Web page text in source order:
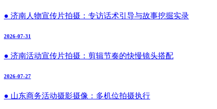
● 济南人物宣传片拍摄：专访话术引导与故事挖掘实录
2026-07-31
● 济南活动宣传片拍摄：剪辑节奏的快慢镜头搭配
2026-07-27
● 山东商务活动摄影摄像：多机位拍摄执行